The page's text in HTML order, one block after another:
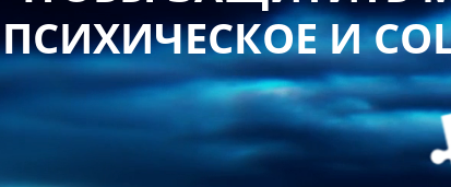
ПСИХИЧЕСКОЕ И